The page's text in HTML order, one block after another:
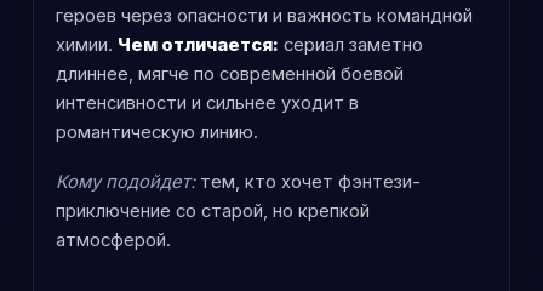
героев через опасности и важность командной
химии. Чем отличается: сериал заметно
длиннее, мягче по современной боевой
интенсивности и сильнее уходит в
романтическую линию.
Кому подойдет:тем, кто хочет фэнтези-
приключение со старой, но крепкой
атмосферой.